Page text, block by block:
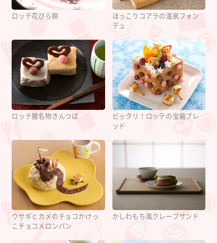
ロッテ花びら餅
ほっこりコアラの温泉フォン
デュ
ロッテ屋名物きんつば
ビックリ！ロッテの宝箱ブレ
ッド
ウサギとカメのチョコかけっ
こチョコメロンパン
かしわもち風クレープサンド